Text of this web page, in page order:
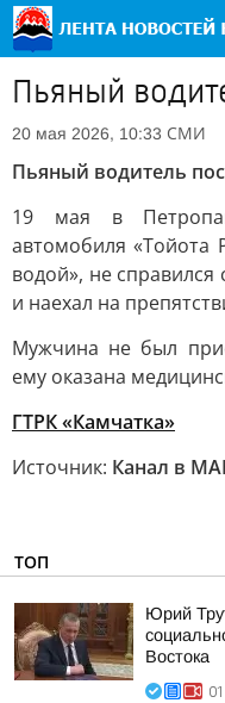
Пьяный
20 мая 2026, 10:33 СМИ
Пьяный водитель
19 мая в
автомобиля «Тойота
водой», не справился
и наехал на
Мужчина не был
ему оказана
ГТРК «Камчатка»
Источник: Канал в
ТОП
Юрий
Востока